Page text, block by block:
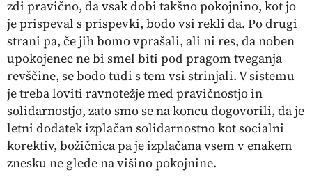
zdi pravično, da vsak dobi takšno pokojnino, kot jo
je prispeval s prispevki, bodo vsi rekli da. Po drugi
strani pa, če jih bomo vprašali, ali ni res, da noben
upokojenec ne bi smel biti pod pragom tveganja
revščine, se bodo tudi s tem vsi strinjali. V sistemu
je treba loviti ravnotežje med pravičnostjo in
solidarnostjo, zato smo se na koncu dogovorili, da je
letni dodatek izplačan solidarnostno kot socialni
korektiv, božičnica pa je izplačana vsem v enakem
znesku ne glede na višino pokojnine.